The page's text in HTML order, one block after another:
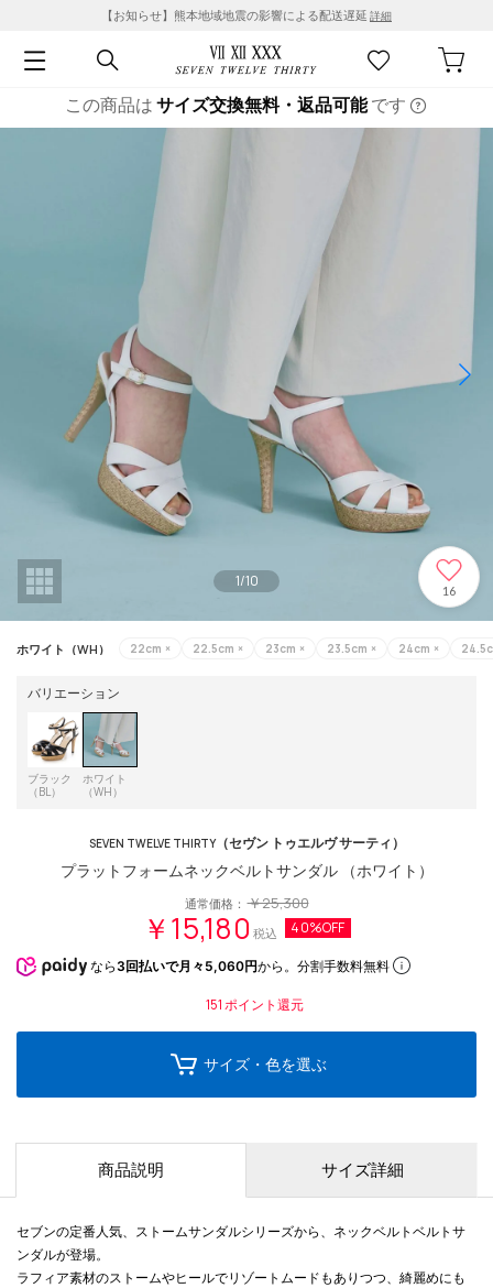
【お知らせ】熊本地域地震の影響による配送遅延 詳細
この商品はサイズ交換無料・返品可能です
1/10
16
ホワイト（WH） 22cm × 22.5cm × 23cm × 23.5cm × 24cm ×
バリエーション
ブラック
（BL）
ホワイト
（WH）
SEVEN TWELVE THIRTY（セヴン トゥエルヴ サーティ）
プラットフォームネックベルトサンダル （ホワイト）
通常価格：￥25,300
￥15,180 税込 40%OFF
なら 3回払いで月々5,060円から。分割手数料無料
151ポイント還元
サイズ・色を選ぶ
商品説明 サイズ詳細
セブンの定番人気、ストームサンダルシリーズから、ネックベルトベルトサ
ンダルが登場。
ラフィア素材のストームやヒールでリゾートムードもありつつ、綺麗めにも